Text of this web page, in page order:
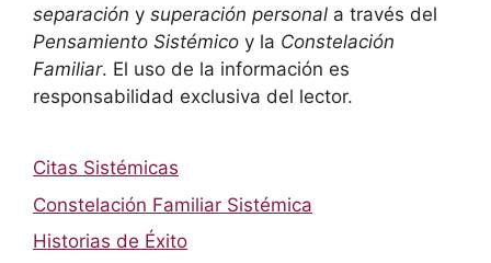
separación y superación personal a través del
Pensamiento Sistémico y la Constelación
Familiar. El uso de la información es
responsabilidad exclusiva del lector.
Citas Sistémicas
Constelación Familiar Sistémica
Historias de Éxito